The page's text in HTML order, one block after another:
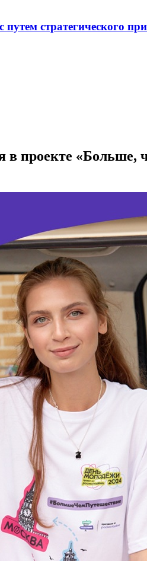
стратегического
в проекте «Больше,